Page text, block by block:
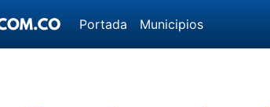
Portada Municipios